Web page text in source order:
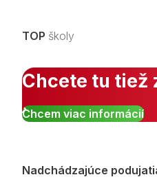
TOP školy
Chcete tu tiež
Chcem viac informácií
Nadchádzajúce